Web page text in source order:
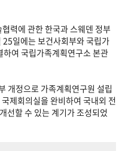
50+1주년 광장
력에 관한 한국과 스웨덴 정부
일에는 보건사회부와 국립가
여 국립가족계획연구소 본관
개정으로 가족계획연구원 설립
제회의실을 완비하여 국내외 전
선할 수 있는 계기가 조성되었